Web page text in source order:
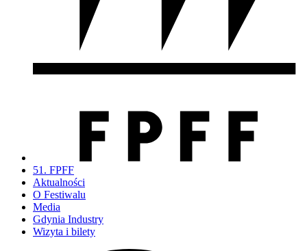
51. FPFF
Aktualności
O Festiwalu
Media
Gdynia Industry
Wizyta i bilety